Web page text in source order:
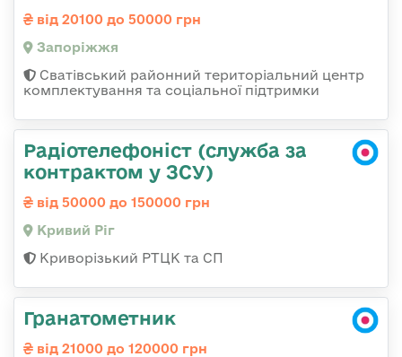
від 20100 до 50000 грн
Запоріжжя
Сватівський районний територіальний центр
комплектування та соціальної підтримки
Радіотелефоніст (служба за
контрактом у ЗСУ)
від 50000 до 150000 грн
Кривий Ріг
Криворізький РТЦК та СП
Гранатометник
від 21000 до 120000 грн